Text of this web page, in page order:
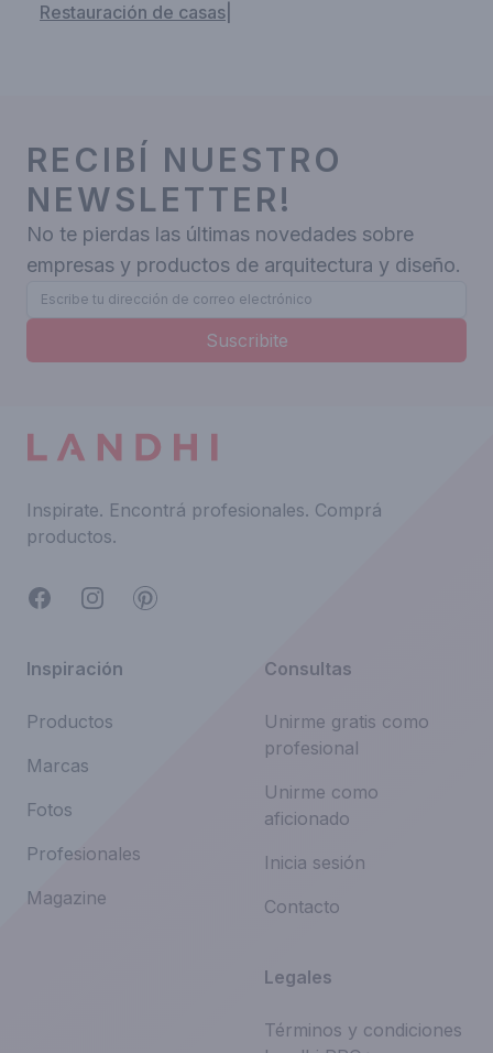
Restauración de casas
RECIBÍ NUESTRO
NEWSLETTER!
No te pierdas las últimas novedades sobre
empresas y productos de arquitectura y diseño.
Suscribite
Inspirate. Encontrá profesionales. Comprá
productos.
FacebookInstagramPinterest
Inspiración
Productos
Marcas
Fotos
Profesionales
Magazine
Consultas
Unirme gratis como
profesional
Unirme como
aficionado
Inicia sesión
Contacto
Legales
Términos y condiciones